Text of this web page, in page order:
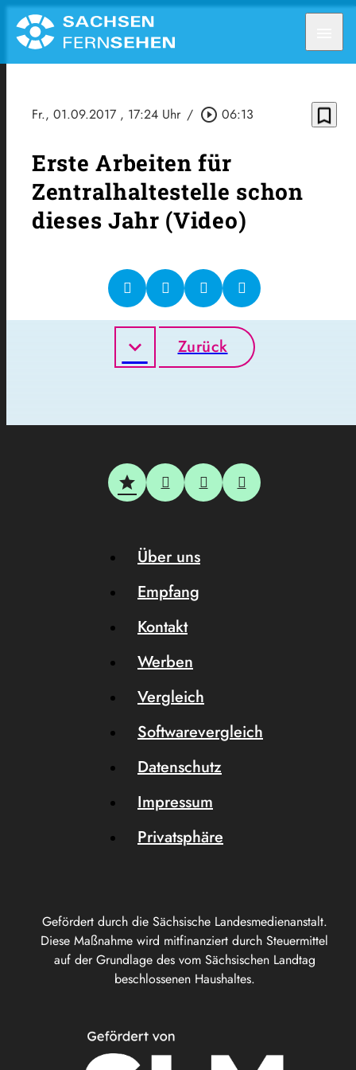
Fr., 01.09.2017 , 17:24 Uhr / play_circle_outline 06:13 bookmark_border
Erste Arbeiten für
Zentralhaltestelle schon
dieses Jahr (Video)
Zurück
Gefördert durch die Sächsische Landesmedienanstalt.
Diese Maßnahme wird mitfinanziert durch Steuermittel
auf der Grundlage des vom Sächsischen Landtag
beschlossenen Haushaltes.
Über uns
Empfang
Kontakt
Werben
Vergleich
Softwarevergleich
Datenschutz
Impressum
Privatsphäre